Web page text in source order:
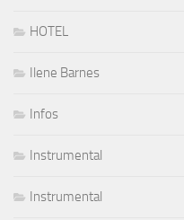
HOTEL
Ilene Barnes
Infos
Instrumental
Instrumental